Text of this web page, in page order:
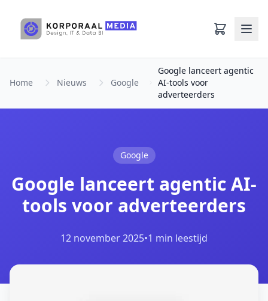
Home Nieuws Google
Google lanceert agentic
AI-tools voor
adverteerders
Google
Google lanceert agentic AI-
tools voor adverteerders
12 november 2025•1 min leestijd